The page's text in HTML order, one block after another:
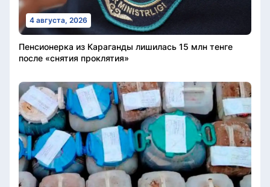
4 августа, 2026
Пенсионерка из Караганды лишилась 15 млн тенге
после «снятия проклятия»